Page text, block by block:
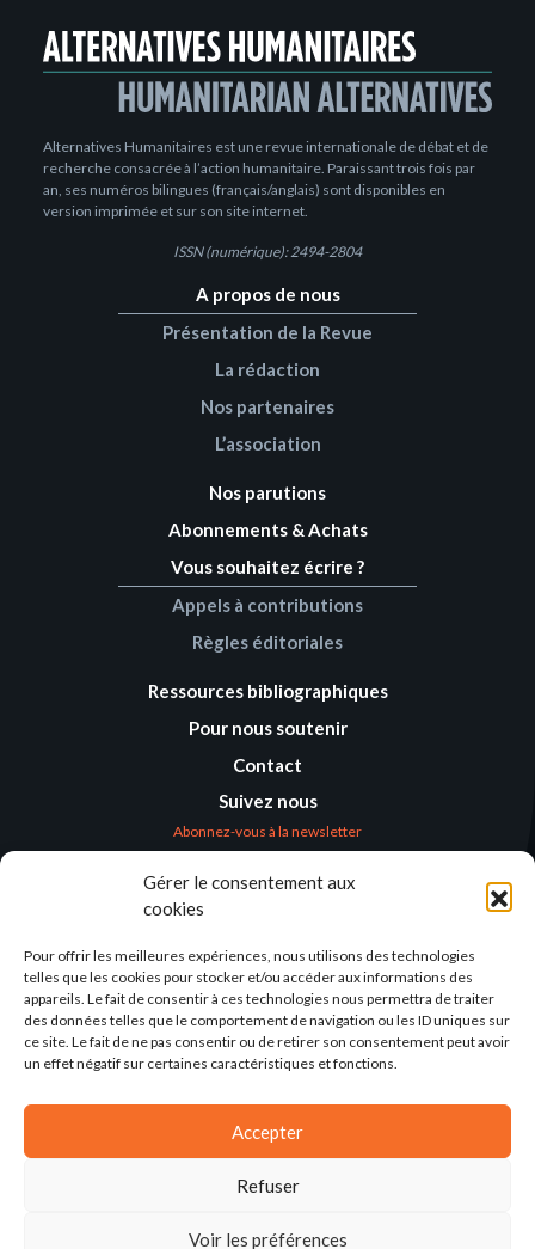
Gérer le consentement aux
cookies
Pour offrir les meilleures expériences, nous utilisons des technologies
telles que les cookies pour stocker et/ou accéder aux informations des
appareils. Le fait de consentir à ces technologies nous permettra de traiter
des données telles que le comportement de navigation ou les ID uniques sur
ce site. Le fait de ne pas consentir ou de retirer son consentement peut avoir
un effet négatif sur certaines caractéristiques et fonctions.
Accepter
Refuser
Voir les préférences
Alternatives Humanitaires est une revue internationale de débat et de
recherche consacrée à l’action humanitaire. Paraissant trois fois par
an, ses numéros bilingues (français/anglais) sont disponibles en
version imprimée et sur son site internet.
ISSN (numérique): 2494-2804
A propos de nous
Présentation de la Revue
La rédaction
Nos partenaires
L’association
Nos parutions
Abonnements & Achats
Vous souhaitez écrire ?
Appels à contributions
Règles éditoriales
Ressources bibliographiques
Pour nous soutenir
Contact
Suivez nous
Abonnez-vous à la newsletter
Humanitaires –
Humanitarian
Alternatives
138 avenue des Frères
Lumière – CS 88379
2025©ALTERNATIVES-HUMANITAIRES